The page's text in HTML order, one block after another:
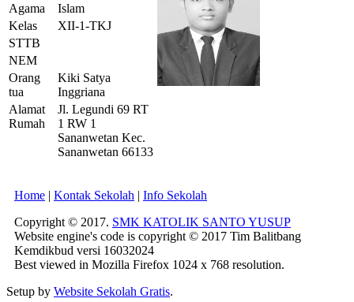
Agama
Islam
Kelas
XII-1-TKJ
STTB
NEM
Orang
tua
Kiki Satya
Inggriana
Alamat
Rumah
Jl. Legundi 69 RT
1 RW 1
Sananwetan Kec.
Sananwetan 66133
Home | Kontak Sekolah | Info Sekolah
Copyright © 2017. SMK KATOLIK SANTO YUSUP
Website engine's code is copyright © 2017 Tim Balitbang
Kemdikbud versi 16032024
Best viewed in Mozilla Firefox 1024 x 768 resolution.
Setup by Website Sekolah Gratis.